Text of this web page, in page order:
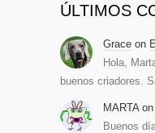
ÚLTIMOS
Grace on
Hola,
buenos criadores.
MARTA on
Buenos